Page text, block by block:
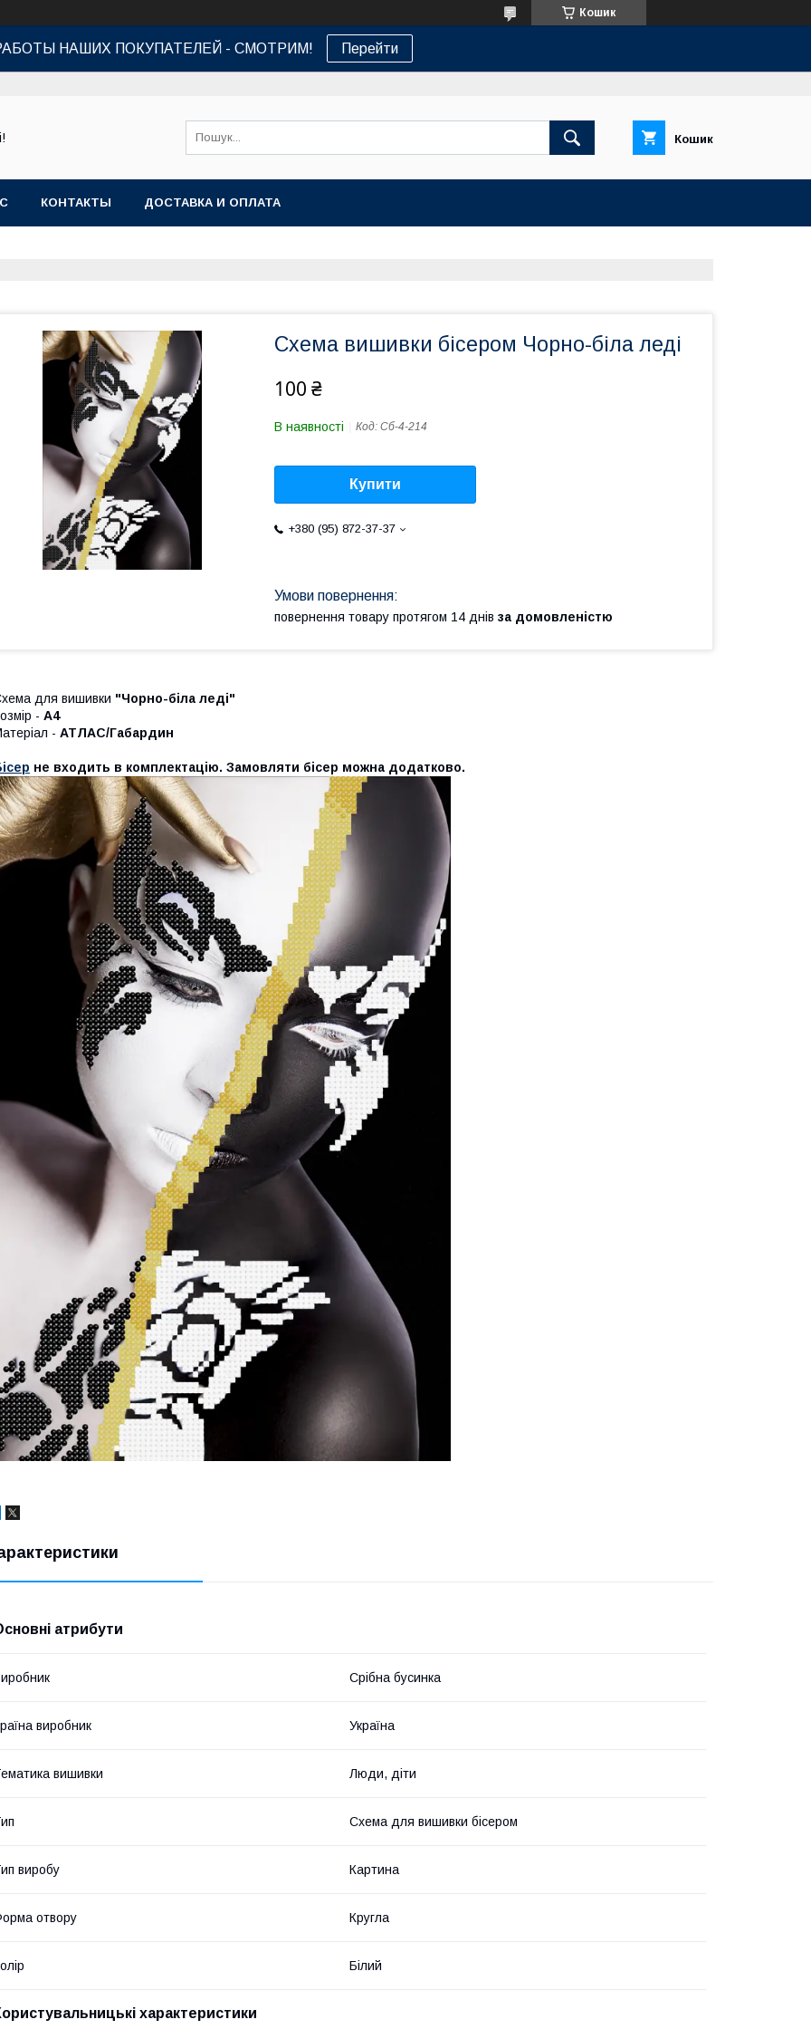
Кошик
НАШИХ ПОКУПАТЕЛЕЙ - СМОТРИМ! Перейти
Кошик
КОНТАКТЫ ДОСТАВКА И ОПЛАТА
Схема вишивки бісером Чорно-біла леді
100 ₴
В наявності Код: Сб-4-214
Купити
+380 (95) 872-37-37
повернення товару протягом 14 днів за домовленістю
для вишивки "Чорно-біла леді"
- А4
- АТЛАС/Габардин
не входить в комплектацію. Замовляти бісер можна додатково.
атрибути
Срібна бусинка
виробник Україна
вишивки Люди, діти
Схема для вишивки бісером
виробу Картина
отвору Кругла
Білий
характеристики